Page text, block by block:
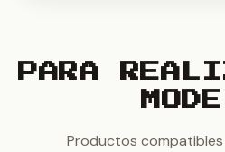
PARA
Productos